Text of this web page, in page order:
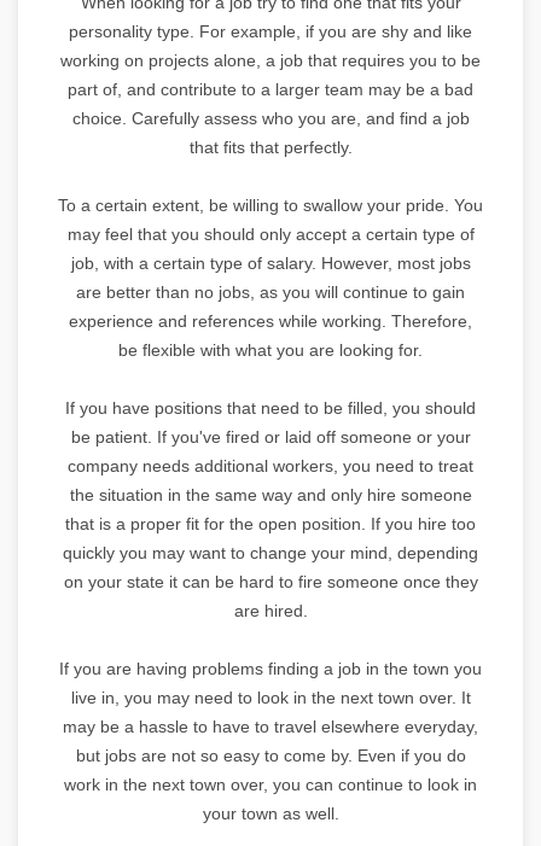
personality type. For example, if you are shy and like
working on projects alone, a job that requires you to be
part of, and contribute to a larger team may be a bad
choice. Carefully assess who you are, and find a job
that fits that perfectly.
To a certain extent, be willing to swallow your pride. You
may feel that you should only accept a certain type of
job, with a certain type of salary. However, most jobs
are better than no jobs, as you will continue to gain
experience and references while working. Therefore,
be flexible with what you are looking for.
If you have positions that need to be filled, you should
be patient. If you've fired or laid off someone or your
company needs additional workers, you need to treat
the situation in the same way and only hire someone
that is a proper fit for the open position. If you hire too
quickly you may want to change your mind, depending
on your state it can be hard to fire someone once they
are hired.
If you are having problems finding a job in the town you
live in, you may need to look in the next town over. It
may be a hassle to have to travel elsewhere everyday,
but jobs are not so easy to come by. Even if you do
work in the next town over, you can continue to look in
your town as well.